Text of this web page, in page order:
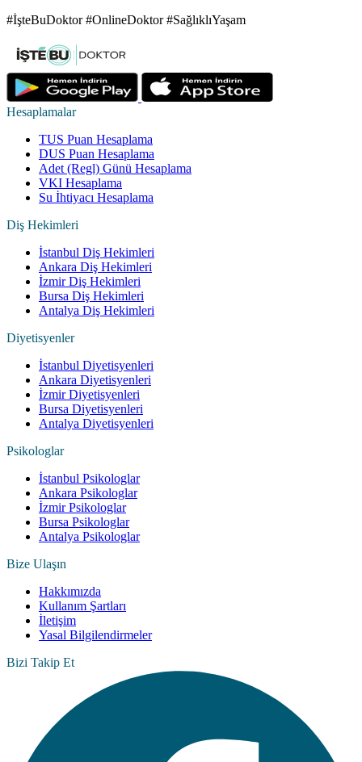
#İşteBuDoktor #OnlineDoktor #SağlıklıYaşam
Hesaplamalar
TUS Puan Hesaplama
DUS Puan Hesaplama
Adet (Regl) Günü Hesaplama
VKI Hesaplama
Su İhtiyacı Hesaplama
Diş Hekimleri
İstanbul Diş Hekimleri
Ankara Diş Hekimleri
İzmir Diş Hekimleri
Bursa Diş Hekimleri
Antalya Diş Hekimleri
Diyetisyenler
İstanbul Diyetisyenleri
Ankara Diyetisyenleri
İzmir Diyetisyenleri
Bursa Diyetisyenleri
Antalya Diyetisyenleri
Psikologlar
İstanbul Psikologlar
Ankara Psikologlar
İzmir Psikologlar
Bursa Psikologlar
Antalya Psikologlar
Bize Ulaşın
Hakkımızda
Kullanım Şartları
İletişim
Yasal Bilgilendirmeler
Bizi Takip Et